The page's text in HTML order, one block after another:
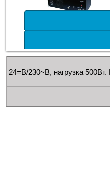
24=В/230~В, нагрузка